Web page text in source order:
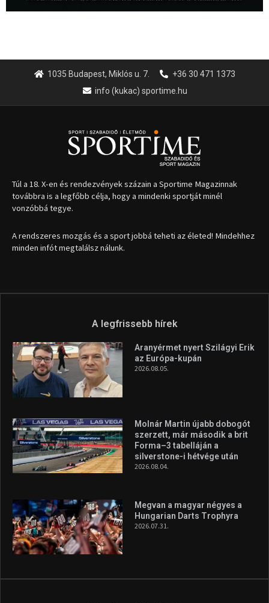
1035 Budapest, Miklós u. 7.
+36 30 471 1373
info (kukac) sportime.hu
Túl a 18. X-en és rendezvények százain a Sportime Magazinnak
továbbra is a legfőbb célja, hogy a mindenki sportját minél
vonzóbbá tegye.
A rendszeres mozgás és a sport jobbá teheti az életed! Mindehhez
minden infót megtalálsz nálunk.
A legfrissebb hírek
Aranyérmet nyert Szilágyi Erik
az Európa-kupán
2026.08.05.
Molnár Martin újabb dobogót
szerzett, már második a brit
Forma–3 tabelláján a
silverstone-i hétvége után
2026.08.04.
Megvan a magyar négyes a
Hungarian Darts Trophyra
2026.07.31.